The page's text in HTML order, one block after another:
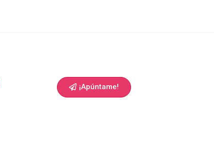
¡Apúntame!